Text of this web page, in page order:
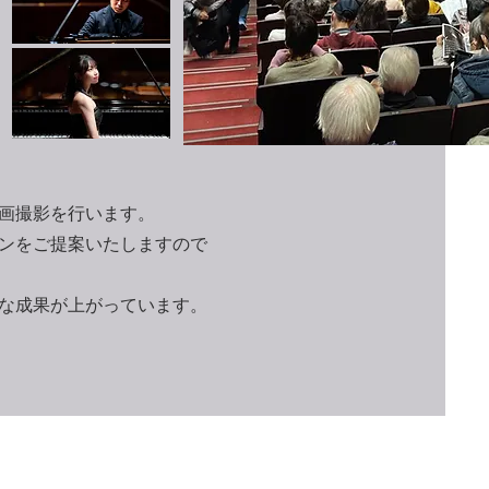
撮影を行います。
をご提案いたしますので
成果が上がっています。